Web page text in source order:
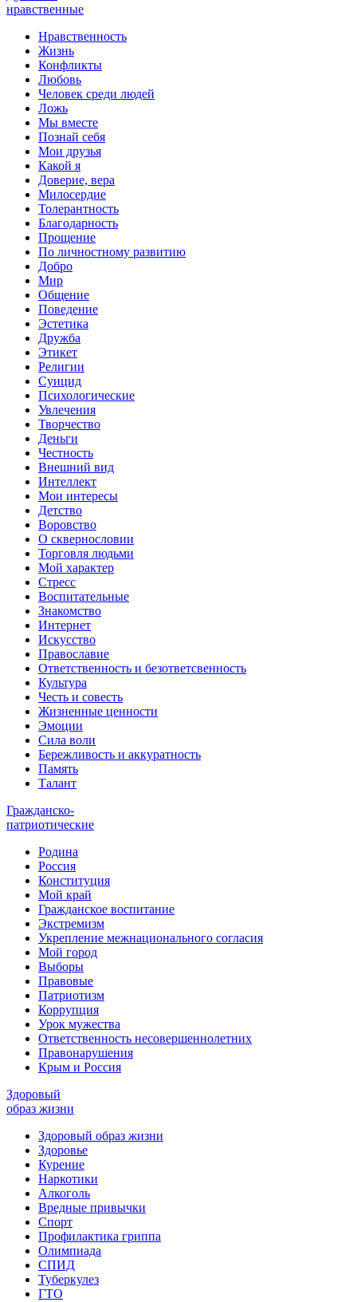
нравственные
Нравственность
Жизнь
Конфликты
Любовь
Человек среди людей
Ложь
Мы вместе
Познай себя
Мои друзья
Какой я
Доверие, вера
Милосердие
Толерантность
Благодарность
Прощение
По личностному развитию
Добро
Мир
Общение
Поведение
Эстетика
Дружба
Этикет
Религии
Суицид
Психологические
Увлечения
Творчество
Деньги
Честность
Внешний вид
Интеллект
Мои интересы
Детство
Воровство
О сквернословии
Торговля людьми
Мой характер
Стресс
Воспитательные
Знакомство
Интернет
Искусство
Православие
Ответственность и безответсвенность
Культура
Честь и совесть
Жизненные ценности
Эмоции
Сила воли
Бережливость и аккуратность
Память
Талант
Гражданско-
патриотические
Родина
Россия
Конституция
Мой край
Гражданское воспитание
Экстремизм
Укрепление межнационального согласия
Мой город
Выборы
Правовые
Патриотизм
Коррупция
Урок мужества
Ответственность несовершеннолетних
Правонарушения
Крым и Россия
Здоровый
образ жизни
Здоровый образ жизни
Здоровье
Курение
Наркотики
Алкоголь
Вредные привычки
Спорт
Профилактика гриппа
Олимпиада
СПИД
Туберкулез
ГТО